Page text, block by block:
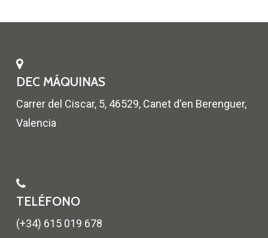
DEC MÁQUINAS
Carrer del Ciscar, 5, 46529, Canet d'en Berenguer,
Valencia
TELÉFONO
(+34) 615 019 678